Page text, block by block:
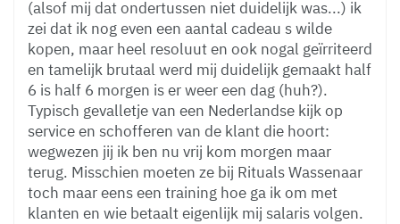
(alsof mij dat ondertussen niet duidelijk was...) ik
zei dat ik nog even een aantal cadeau s wilde
kopen, maar heel resoluut en ook nogal geïrriteerd
en tamelijk brutaal werd mij duidelijk gemaakt half
6 is half 6 morgen is er weer een dag (huh?).
Typisch gevalletje van een Nederlandse kijk op
service en schofferen van de klant die hoort:
wegwezen jij ik ben nu vrij kom morgen maar
terug. Misschien moeten ze bij Rituals Wassenaar
toch maar eens een training hoe ga ik om met
klanten en wie betaalt eigenlijk mij salaris volgen.